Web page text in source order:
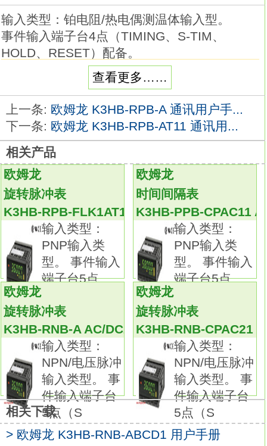
输入类型：铂电阻/热电偶测温体输入型。
事件输入端子台4点（TIMING、S-TIM、
HOLD、RESET）配备。
线性：电压；NPN集电极开路（HH、H、
PASS、L、LL）K3HB-RPB-ABCD1手册。
96（W）×48（H）×进深95mm。
电源电压：AC100～240V。
实现温度指示及各种过程的测量指示K3HB-
RPB-ABCD1
动作判定显示色，可切换绿色/红色2种显示颜
色。
50次/s（20ms）的高速采样。
0.01℃：铂测温电阻体Pt100的高分辨率。
热电偶传感器（全范围）支持0.1℃的分辨率。
通过2点可以方便地设定温度输入补偿K3HB-
RPB-ABCD1手册。
De输入类型：PNP输入类型。
事件输入端子台5点（S-TMR、HOLD、
RESET）配备。
外部电源DC12V 80mA。
注：K3HB-RNB-A、K3HB-RPB-A未配备事件
输入。
BCD+晶体管：--；NPN集电极开路（5位输出
+HH、H、PASS、L、LL）。
96（W）×48（H）×进深95mmK3HB-RPB-
ABCD1手册。
查看更多……
上一条: 欧姆龙 K3HB-RPB-A 通讯用户手...
下一条: 欧姆龙 K3HB-RPB-AT11 通讯用...
相关产品
欧姆龙
旋转脉冲表
K3HB-RPB-FLK1AT11 AC/DC24V
输入类型：
PNP输入类
型。 事件输入
端子台5点
欧姆龙
时间间隔表
K3HB-PPB-CPAC11
输入类型：
PNP输入类
型。 事件输入
端子台5点
欧姆龙
旋转脉冲表
K3HB-RNB-A AC/DC24V
输入类型：
NPN/电压脉冲
输入类型。 事
件输入端子台
5点（S
欧姆龙
旋转脉冲表
K3HB-RNB-CPAC21
输入类型：
NPN/电压脉冲
输入类型。 事
件输入端子台
5点（S
相关下载
> 欧姆龙 K3HB-RNB-ABCD1 用户手册